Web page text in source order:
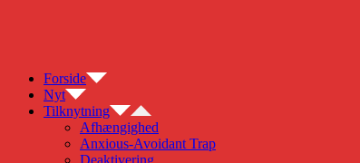
Forside
Nyt
Tilknytning
Afhængighed
Anxious-Avoidant Trap
Deaktivering